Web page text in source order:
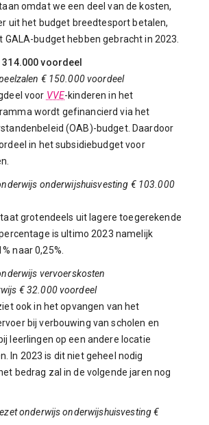
omdat we een deel van de kosten,
uit het budget breedtesport betalen,
GALA-budget hebben gebracht in 2023.
voordeel
€ 150.000 voordeel
voor VVE-kinderen in het
wordt gefinancierd via het
(OAB)-budget. Daardoor
in het subsidiebudget voor
onderwijshuisvesting € 103.000
grotendeels uit lagere toegerekende
is ultimo 2023 namelijk
naar 0,25%.
vervoerskosten
€ 32.000 voordeel
ook in het opvangen van het
bij verbouwing van scholen en
leerlingen op een andere locatie
In 2023 is dit niet geheel nodig
bedrag zal in de volgende jaren nog
onderwijs onderwijshuisvesting €